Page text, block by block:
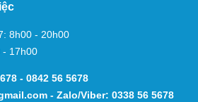
8h00 - 20h00
- 17h00
- 0842 56 5678
- Zalo/Viber: 0338 56 5678